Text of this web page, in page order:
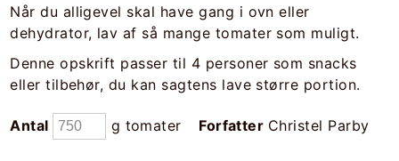
Når du alligevel skal have gang i ovn eller
dehydrator, lav af så mange tomater som muligt.
Denne opskrift passer til 4 personer som snacks
eller tilbehør, du kan sagtens lave større portion.
Antal g tomater Forfatter Christel Parby